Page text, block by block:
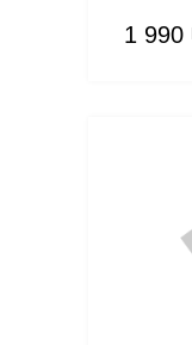
1 990